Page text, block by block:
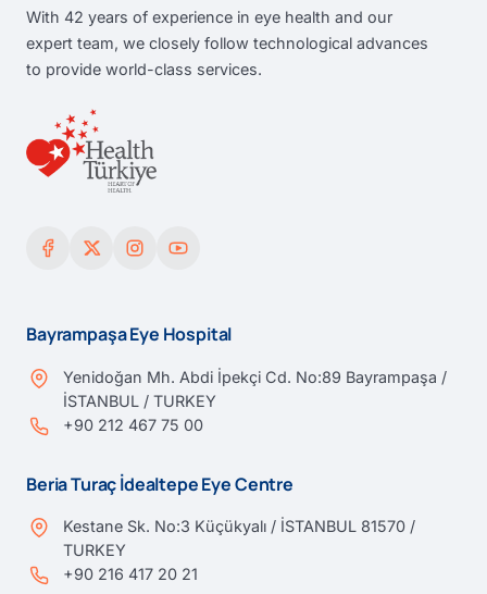
With 42 years of experience in eye health and our
expert team, we closely follow technological advances
to provide world-class services.
Bayrampaşa Eye Hospital
Yenidoğan Mh. Abdi İpekçi Cd. No:89 Bayrampaşa /
İSTANBUL / TURKEY
+90 212 467 75 00
Beria Turaç İdealtepe Eye Centre
Kestane Sk. No:3 Küçükyalı / İSTANBUL 81570 /
TURKEY
+90 216 417 20 21